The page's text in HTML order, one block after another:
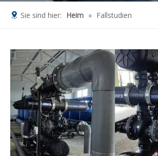
Sie sind hier: Heim » Fallstudien